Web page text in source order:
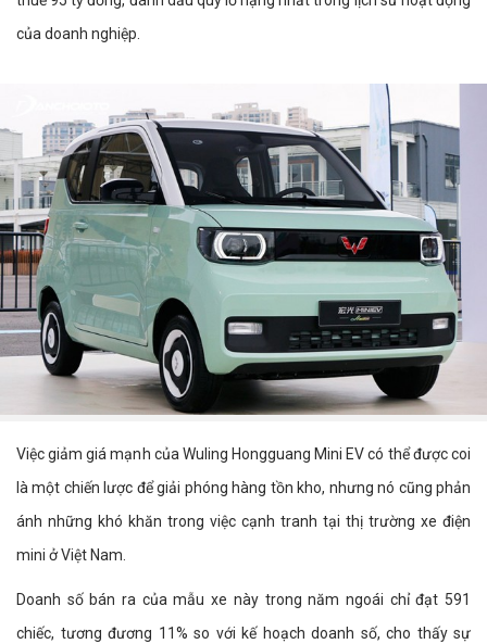
của doanh nghiệp.
Việc giảm giá mạnh của Wuling Hongguang Mini EV có thể được coi
là một chiến lược để giải phóng hàng tồn kho, nhưng nó cũng phản
ánh những khó khăn trong việc cạnh tranh tại thị trường xe điện
mini ở Việt Nam.
Doanh số bán ra của mẫu xe này trong năm ngoái chỉ đạt 591
chiếc, tương đương 11% so với kế hoạch doanh số, cho thấy sự